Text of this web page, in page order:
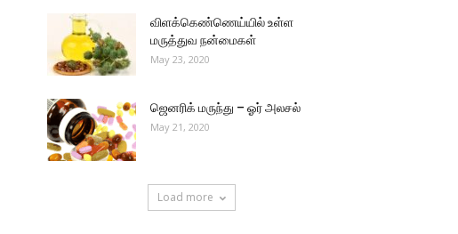
விளக்கெண்ணெய்யில் உள்ள
மருத்துவ நன்மைகள்
May 23, 2020
ஜெனரிக் மருந்து – ஓர் அலசல்
May 21, 2020
Load more